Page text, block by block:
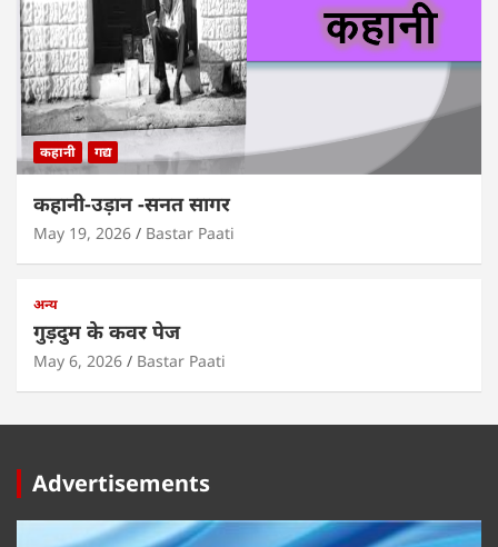
कहानी गद्य
कहानी-उड़ान -सनत सागर
May 19, 2026 Bastar Paati
अन्य
गुड़दुम के कवर पेज
May 6, 2026 Bastar Paati
Advertisements